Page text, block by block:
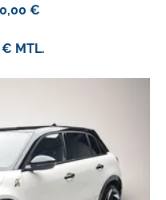
€
€ MTL.